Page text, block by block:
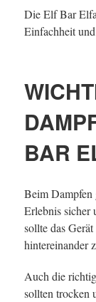
Die Elf Bar
Einfachheit
BAR
Beim Dampfen
Erlebnis sicher
sollte das
hintereinander
Auch die
sollten trocken